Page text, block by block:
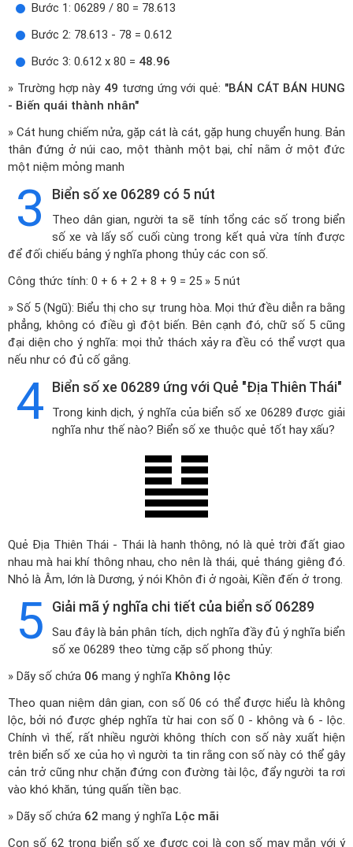
Bước 1: 06289 / 80 = 78.613
Bước 2: 78.613 - 78 = 0.612
Bước 3: 0.612 x 80 = 48.96
» Trường hợp này 49 tương ứng với quẻ: "BÁN CÁT BÁN HUNG
- Biến quái thành nhân"
» Cát hung chiếm nửa, gặp cát là cát, gặp hung chuyển hung. Bản
thân đứng ở núi cao, một thành một bại, chỉ nằm ở một đức
một niệm mỏng manh
3 Biển số xe 06289 có 5 nút
Theo dân gian, người ta sẽ tính tổng các số trong biển
số xe và lấy số cuối cùng trong kết quả vừa tính được
để đối chiếu bảng ý nghĩa phong thủy các con số.
Công thức tính: 0 + 6 + 2 + 8 + 9 = 25 » 5 nút
» Số 5 (Ngũ): Biểu thị cho sự trung hòa. Mọi thứ đều diễn ra bằng
phẳng, không có điều gì đột biến. Bên cạnh đó, chữ số 5 cũng
đại diện cho ý nghĩa: mọi thử thách xảy ra đều có thể vượt qua
nếu như có đủ cố gắng.
4 Biển số xe 06289 ứng với Quẻ "Địa Thiên Thái"
Trong kinh dịch, ý nghĩa của biển số xe 06289 được giải
nghĩa như thế nào? Biển số xe thuộc quẻ tốt hay xấu?
Quẻ Địa Thiên Thái - Thái là hanh thông, nó là quẻ trời đất giao
nhau mà hai khí thông nhau, cho nên là thái, quẻ tháng giêng đó.
Nhỏ là Âm, lớn là Dương, ý nói Khôn đi ở ngoài, Kiền đến ở trong.
5 Giải mã ý nghĩa chi tiết của biển số 06289
Sau đây là bản phân tích, dịch nghĩa đầy đủ ý nghĩa biển
số xe 06289 theo từng cặp số phong thủy:
» Dãy số chứa 06 mang ý nghĩa Không lộc
Theo quan niệm dân gian, con số 06 có thể được hiểu là không
lộc, bởi nó được ghép nghĩa từ hai con số 0 - không và 6 - lộc.
Chính vì thế, rất nhiều người không thích con số này xuất hiện
trên biển số xe của họ vì người ta tin rằng con số này có thể gây
cản trở cũng như chặn đứng con đường tài lộc, đẩy người ta rơi
vào khó khăn, túng quấn tiền bạc.
» Dãy số chứa 62 mang ý nghĩa Lộc mãi
Con số 62 trong biển số xe được coi là con số may mắn với ý